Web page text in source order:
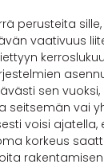
perusteita
vaativuus
sen
seitsemän vai
voisi
korkeus